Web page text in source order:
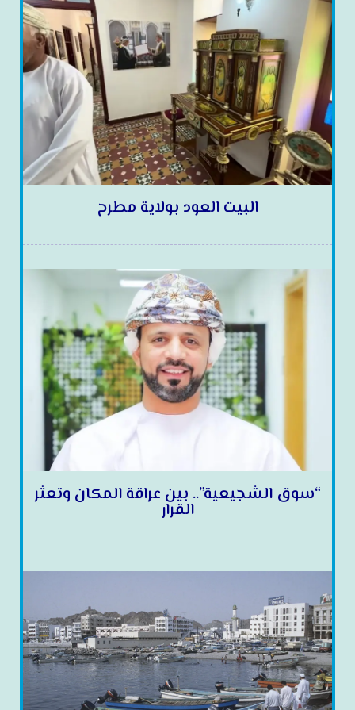
البيت العود بولاية مطرح
“سوق الشجيعية”.. بين عراقة المكان وتعثر
القرار